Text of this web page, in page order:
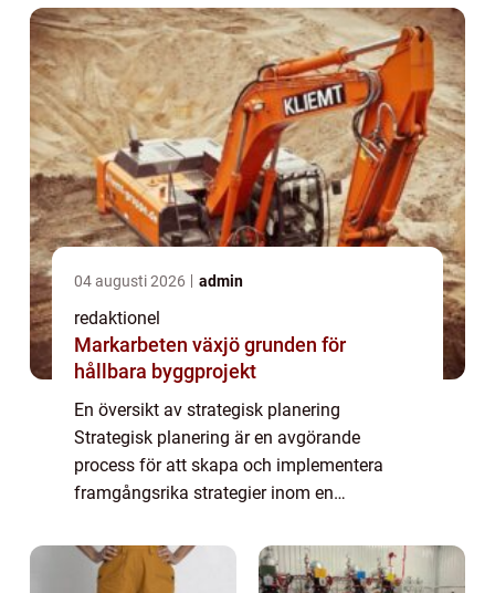
och minimera risk...
04 augusti 2026 admin
redaktionel
Markarbeten växjö grunden för
hållbara byggprojekt
En översikt av strategisk planering
Strategisk planering är en avgörande
process för att skapa och implementera
framgångsrika strategier inom en
och utnyttja de mest lovande möjligheterna
och minimera risk...